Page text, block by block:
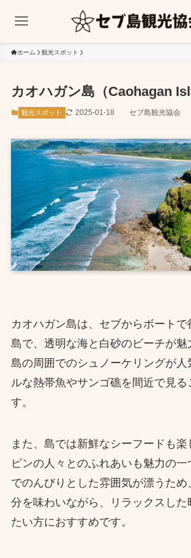
ホーム 観光スポット
カオハガン島（Caohagan
観光スポット 2025-01-18 セブ島観光協会
カオハガン島は、セブからボートで
島で、透明な海と白砂のビーチが魅
島の周囲でのシュノーケリングが人
ルな熱帯魚やサンゴ礁を間近で見る
す。
また、島では新鮮なシーフードも楽
ピンの人々とのふれあいも魅力の
でのんびりとした雰囲気が漂うため
分を味わいながら、リラックスした
たい方におすすめです。